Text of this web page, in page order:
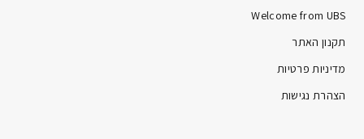
Welcome from UBS
תקנון האתר
מדיניות פרטיות
הצהרת נגישות